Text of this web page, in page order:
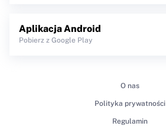
Aplikacja Android
Pobierz z Google Play
O nas
Polityka prywatności
Regulamin